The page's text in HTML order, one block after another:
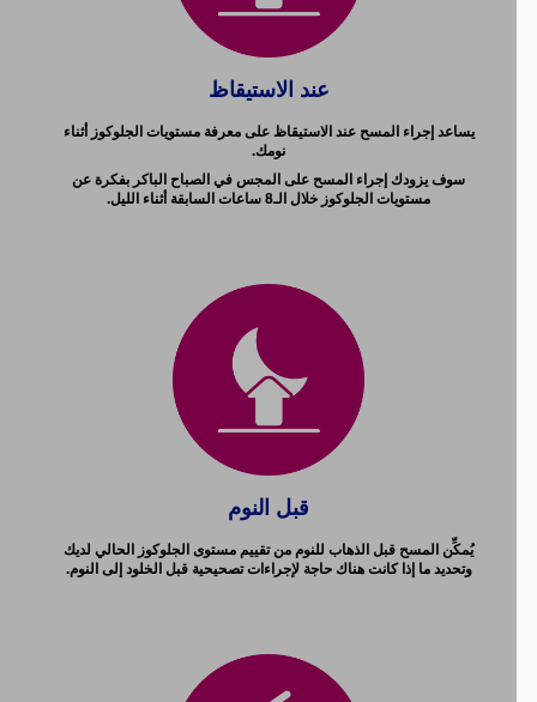
عند الاستيقاظ
يساعد إجراء المسح عند الاستيقاظ على معرفة مستويات الجلوكوز أثناء
نومك.
سوف يزودك إجراء المسح على المجس في الصباح الباكر بفكرة عن
مستويات الجلوكوز خلال الـ8 ساعات السابقة أثناء الليل.
قبل النوم
يُمكِّن المسح قبل الذهاب للنوم من تقييم مستوى الجلوكوز الحالي لديك
وتحديد ما إذا كانت هناك حاجة لإجراءات تصحيحية قبل الخلود إلى النوم.